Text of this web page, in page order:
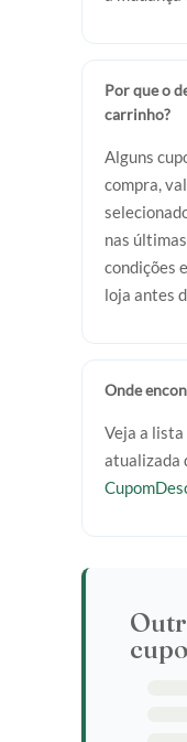
Por que o
carrinho?
Alguns
compra,
nas
condições
loja antes
Onde
Veja a
atualizada